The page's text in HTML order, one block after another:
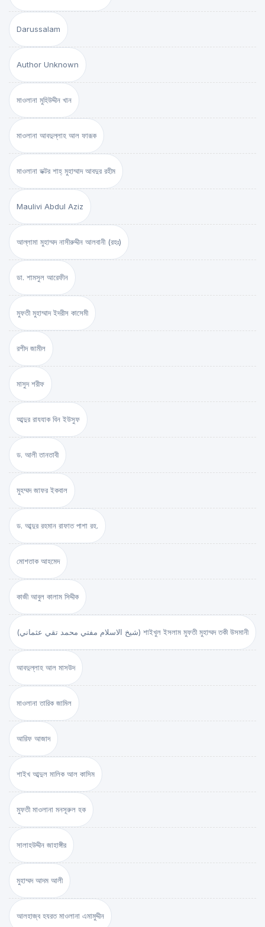
Darussalam
Author Unknown
মাওলানা মুহিউদ্দীন খান
মাওলানা আবদুল্লাহ আল ফারূক
মাওলানা ডক্টর শাহ্‌ মুহাম্মাদ আবদুর রহীম
Maulivi Abdul Aziz
আল্লামা মুহাম্মদ নাসীরুদ্দীন আলবানী (রহঃ)
ডা. শামসুল আরেফীন
মুফতী মুহাম্মাদ ইদরীস কাসেমী
রশীদ জামীল
মাসুদ শরীফ
আব্দুর রাযযাক বিন ইউসুফ
ড. আলী তানতাবী
মুহম্মদ জাফর ইকবাল
ড. আব্দুর রহমান রাফাত পাশা রহ.
মোশতাক আহমেদ
কাজী আবুল কালাম সিদ্দীক
(شيخ الاسلام مفتي محمد تقي عثماني) শাইখুল ইসলাম মুফতী মুহাম্মদ তকী উসমানী
আবদুল্লাহ আল মাসউদ
মাওলানা তারিক জামিল
আরিফ আজাদ
শাইখ আব্দুল মালিক আল কাসিম
মুফতী মাওলানা মনসূরুল হক
সালাহউদ্দীন জাহাঙ্গীর
মুহাম্মদ আদম আলী
আলহাজ্ব হযরত মাওলানা এমামুদ্দীন